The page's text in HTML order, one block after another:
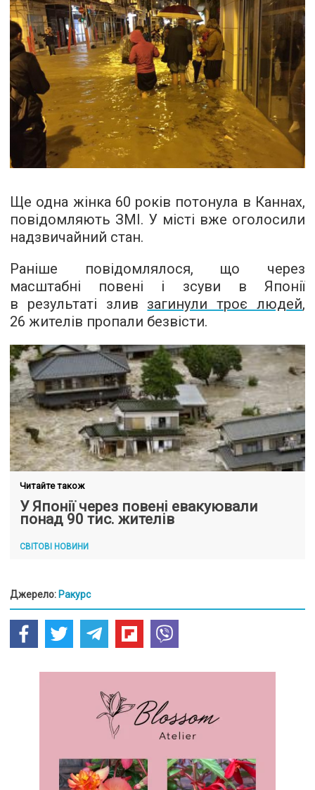
Ще одна жінка 60 років потонула в Каннах,
повідомляють ЗМІ. У місті вже оголосили
надзвичайний стан.
Раніше повідомлялося, що через
масштабні повені і зсуви в Японії
в результаті злив загинули троє людей,
26 жителів пропали безвісти.
Читайте також
У Японії через повені евакуювали
понад 90 тис. жителів
СВІТОВІ НОВИНИ
Джерело: Ракурс